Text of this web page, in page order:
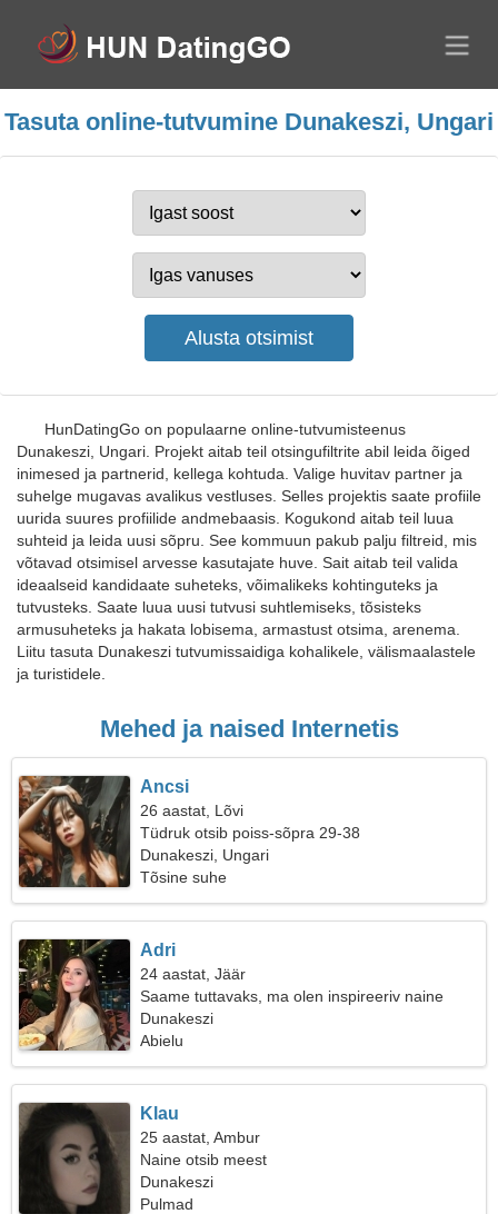
Tasuta online-tutvumine Dunakeszi, Ungari
HunDatingGo on populaarne online-tutvumisteenus
Dunakeszi, Ungari. Projekt aitab teil otsingufiltrite abil leida õiged
inimesed ja partnerid, kellega kohtuda. Valige huvitav partner ja
suhelge mugavas avalikus vestluses. Selles projektis saate profiile
uurida suures profiilide andmebaasis. Kogukond aitab teil luua
suhteid ja leida uusi sõpru. See kommuun pakub palju filtreid, mis
võtavad otsimisel arvesse kasutajate huve. Sait aitab teil valida
ideaalseid kandidaate suheteks, võimalikeks kohtinguteks ja
tutvusteks. Saate luua uusi tutvusi suhtlemiseks, tõsisteks
armusuheteks ja hakata lobisema, armastust otsima, arenema.
Liitu tasuta Dunakeszi tutvumissaidiga kohalikele, välismaalastele
ja turistidele.
Mehed ja naised Internetis
Ancsi
26 aastat, Lõvi
Tüdruk otsib poiss-sõpra 29-38
Dunakeszi, Ungari
Tõsine suhe
Adri
24 aastat, Jäär
Saame tuttavaks, ma olen inspireeriv naine
Dunakeszi
Abielu
Klau
25 aastat, Ambur
Naine otsib meest
Dunakeszi
Pulmad